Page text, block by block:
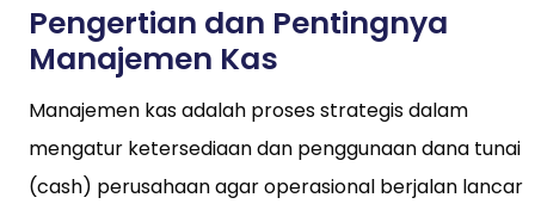
Pengertian dan Pentingnya
Manajemen Kas
Manajemen kas adalah proses strategis dalam
mengatur ketersediaan dan penggunaan dana tunai
(cash) perusahaan agar operasional berjalan lancar